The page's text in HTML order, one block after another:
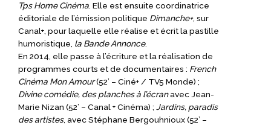
Tps Home Cinéma. Elle est ensuite coordinatrice
éditoriale de l’émission politique Dimanche+, sur
Canal+, pour laquelle elle réalise et écrit la pastille
humoristique, la Bande Annonce.
En 2014, elle passe à l’écriture et la réalisation de
programmes courts et de documentaires : French
Cinéma Mon Amour(52’ – Ciné+ / TV5 Monde) ;
Divine comédie, des planches à l’écranavec Jean-
Marie Nizan (52’ – Canal + Cinéma) ; Jardins, paradis
des artistes, avec Stéphane Bergouhnioux (52’ –